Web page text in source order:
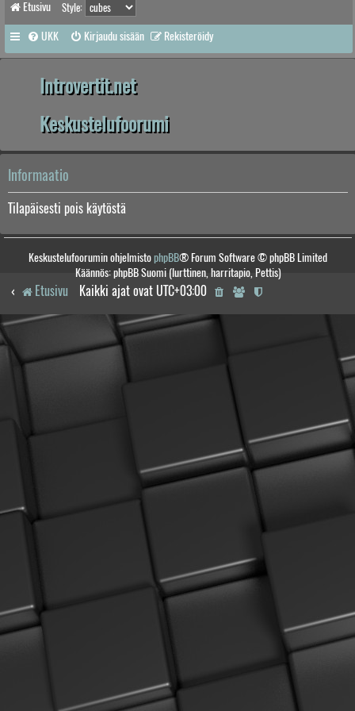
Etusivu Style:
UKK Kirjaudu sisään Rekisteröidy
Introvertit.net
Keskustelufoorumi
Informaatio
Tilapäisesti pois käytöstä
Keskustelufoorumin ohjelmistophpBB® Forum Software © phpBB Limited
Käännös: phpBB Suomi (lurttinen, harritapio, Pettis)
Etusivu Kaikki ajat ovat UTC+03:00